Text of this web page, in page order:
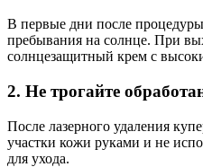
В первые дни после процедуры
пребывания на солнце. При
солнцезащитный крем с
2. Не трогайте
После лазерного удаления
участки кожи руками и не
для ухода.